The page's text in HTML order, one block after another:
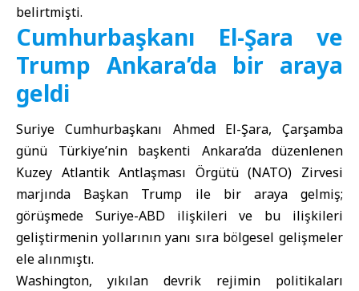
belirtmişti.
Cumhurbaşkanı El-Şara ve
Trump Ankara’da bir araya
geldi
Suriye Cumhurbaşkanı Ahmed El-Şara, Çarşamba
günü Türkiye’nin başkenti Ankara’da düzenlenen
Kuzey Atlantik Antlaşması Örgütü (NATO) Zirvesi
marjında Başkan Trump ile bir araya gelmiş;
görüşmede Suriye-ABD ilişkileri ve bu ilişkileri
geliştirmenin yollarının yanı sıra bölgesel gelişmeler
ele alınmıştı.
Washington, yıkılan devrik rejimin politikaları